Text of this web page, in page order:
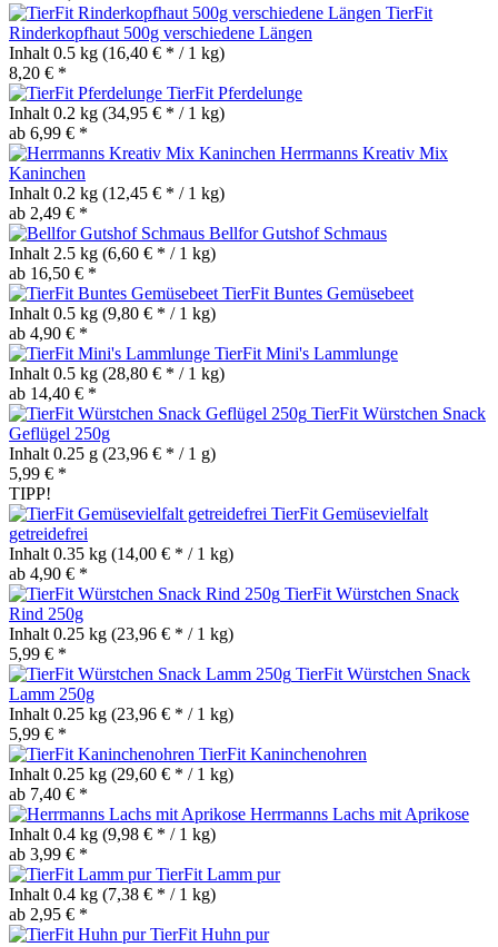
TierFit
Rinderkopfhaut 500g verschiedene Längen
Inhalt 0.5 kg (16,40 € * / 1 kg)
8,20 € *
TierFit Pferdelunge
Inhalt 0.2 kg (34,95 € * / 1 kg)
ab 6,99 € *
Herrmanns Kreativ Mix
Kaninchen
Inhalt 0.2 kg (12,45 € * / 1 kg)
ab 2,49 € *
Bellfor Gutshof Schmaus
Inhalt 2.5 kg (6,60 € * / 1 kg)
ab 16,50 € *
TierFit Buntes Gemüsebeet
Inhalt 0.5 kg (9,80 € * / 1 kg)
ab 4,90 € *
TierFit Mini's Lammlunge
Inhalt 0.5 kg (28,80 € * / 1 kg)
ab 14,40 € *
TierFit Würstchen Snack
Geflügel 250g
Inhalt 0.25 g (23,96 € * / 1 g)
5,99 € *
TIPP!
TierFit Gemüsevielfalt
getreidefrei
Inhalt 0.35 kg (14,00 € * / 1 kg)
ab 4,90 € *
TierFit Würstchen Snack
Rind 250g
Inhalt 0.25 kg (23,96 € * / 1 kg)
5,99 € *
TierFit Würstchen Snack
Lamm 250g
Inhalt 0.25 kg (23,96 € * / 1 kg)
5,99 € *
TierFit Kaninchenohren
Inhalt 0.25 kg (29,60 € * / 1 kg)
ab 7,40 € *
Herrmanns Lachs mit Aprikose
Inhalt 0.4 kg (9,98 € * / 1 kg)
ab 3,99 € *
TierFit Lamm pur
Inhalt 0.4 kg (7,38 € * / 1 kg)
ab 2,95 € *
TierFit Huhn pur